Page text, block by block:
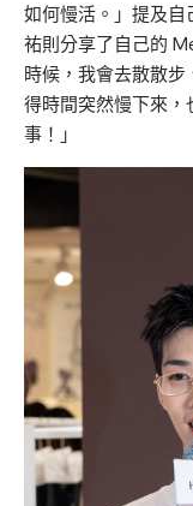
如何慢活。」提及自
祐則分享了自己的
時候，我會去散散
得時間突然慢下來
事！」